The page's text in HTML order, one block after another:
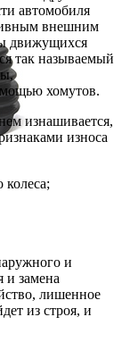
автомобиля
внешним
движущихся
так называемый
хомутов.
изнашивается,
износа
колеса;
и
и замена
лишенное
из строя, и